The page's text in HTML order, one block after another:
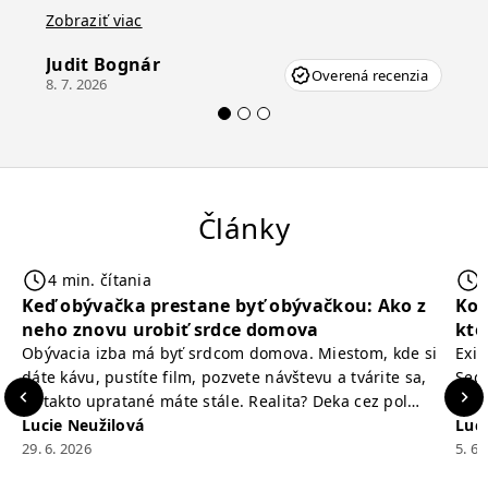
poškodenie, pravdepodobne vzniklo pri preprave,
záležitosti pristúpili veľmi korektne. Odporúčam
produkty Delife každému.“
Zobraziť viac
Judit Bognár
8. 7. 2026 Overená recenzia
Články
4 min. čítania
Keď obývačka prestane byť obývačkou: Ako z
neho znovu urobiť srdce domova
Obývacia izba má byť srdcom domova. Miestom, kde si
dáte kávu, pustíte film, pozvete návštevu a tvárite sa,
že takto upratané máte stále. Realita? Deka cez pol
sedačky, ovládač záhadne zmizol, konferenčný stolík
slúži ako odkladisko všetkého od účteniek po balzam
Lucie Neužilová
29. 6. 2026 5. 6.